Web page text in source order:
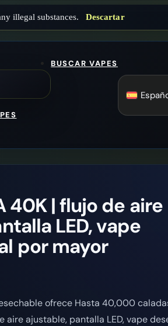
illegal substances. Descartar
BUSCAR VAPES
40K | flujo de aire
LED, vape
por mayor
ofrece Hasta 40,000
aire ajustable, pantalla LED, vape